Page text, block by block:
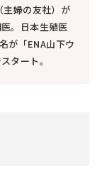
主婦の友社）が
。日本生殖医
が「ENA山下ウ
タート。